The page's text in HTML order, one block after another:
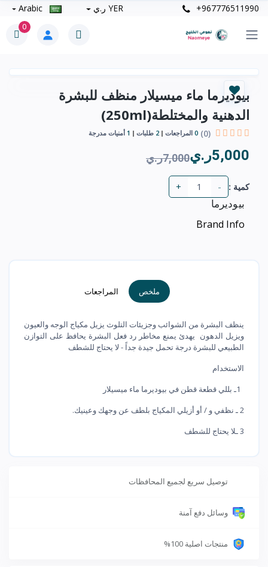
+967776511990 YER ر.ي
0
بيوديرما ماء ميسيلار منظف للبشرة
الدهنية والمختلطة(250ml)
(0)
0 المراجعات 2 طلبات 1 أمنيات مدرجة
5,000ر.ي 7,000ر.ي
كمية : -
+
بيوديرما
Brand Info
ملخص المراجعات
ينظف البشرة من الشوائب وجزيئات التلوث يزيل مكياج الوجه والعيون
ويزيل الدهون يهدئ يمنع مخاطر رد فعل البشرة يحافظ على التوازن
الطبيعي للبشرة درجة تحمل جيدة جداً - لا يحتاج للشطف
الاستخدام
2 ـ نظفي و / أو أزيلي المكياج بلطف عن وجهك وعينيك.
3 ـلا يحتاج للشطف
توصيل سريع لجميع المحافظات
وسائل دفع آمنة
منتجات اصلية 100%